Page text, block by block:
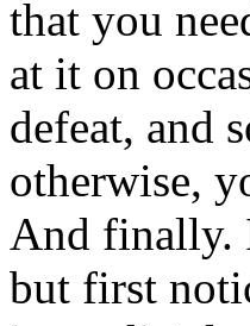
that you
at it on
defeat, and
otherwise,
And finally.
but first